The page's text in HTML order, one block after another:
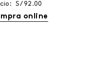
S/ 92.00
online